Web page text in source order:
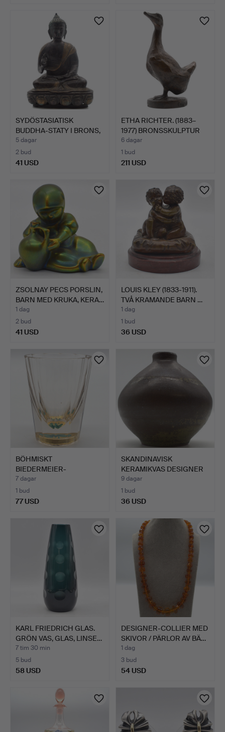
SYDÖSTASIATISK
BUDDHA-STATY I BRONS,
1900-…
5 dagar
2 bud
41 USD
ETHA RICHTER. (1883–
1977) BRONSSKULPTUR
SO…
6 dagar
1 bud
211 USD
ZSOLNAY PECS PORSLIN,
BARN MED KRUKA, KERA…
1 dag
2 bud
41 USD
LOUIS KLEY (1833-1911).
TVÅ KRAMANDE BARN …
1 dag
1 bud
36 USD
BÖHMISKT
BIEDERMEIER-
MELLANGULDSGLAS,
AVAN…
7 dagar
1 bud
77 USD
SKANDINAVISK
KERAMIKVAS DESIGNER
BRUN MED …
9 dagar
1 bud
36 USD
KARL FRIEDRICH GLAS.
GRÖN VAS, GLAS, LINSE…
7 tim 30 min
5 bud
58 USD
DESIGNER-COLLIER MED
SKIVOR / PÄRLOR AV BÄ…
1 dag
3 bud
54 USD